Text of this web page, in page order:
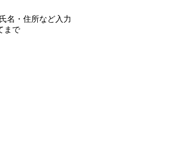
名・住所など入力
まで